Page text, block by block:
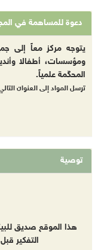
دعوة للمساهمة في
يتوجه مركز معاً إلى
ومؤسسات، أطفالا
المحكّمة علمياً.
ترسل المواد إلى العنوان
توصية
هذا الموقع صديق
التفكير